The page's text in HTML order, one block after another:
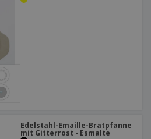
Edelstahl-Emaille-Bratpfanne
mit Gitterrost - Esmalte